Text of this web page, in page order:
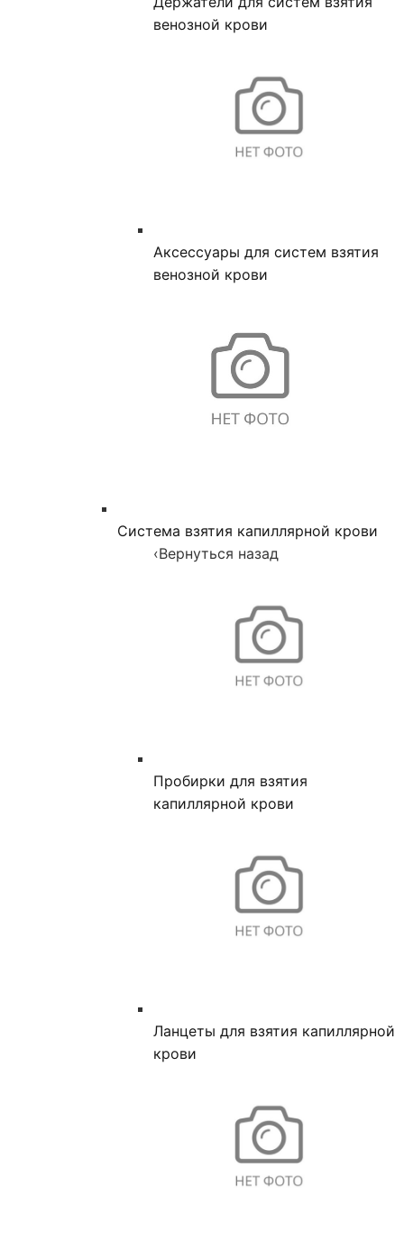
венозной крови
Аксессуары для систем взятия
венозной крови
Система взятия капиллярной крови
‹Вернуться назад
Пробирки для взятия
капиллярной крови
Ланцеты для взятия капиллярной
крови